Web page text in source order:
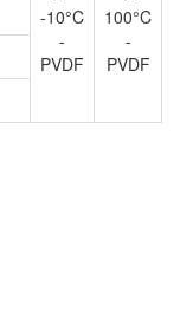
-10°C
-
PVDF
100°C
-
PVDF